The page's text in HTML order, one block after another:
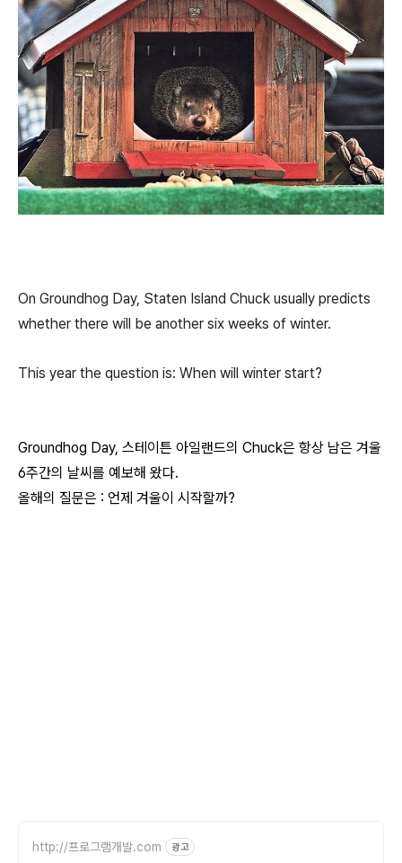
On Groundhog Day, Staten Island Chuck usually predicts
whether there will be another six weeks of winter.
This year the question is: When will winter start?
Groundhog Day, 스테이튼 아일랜드의 Chuck은 항상 남은 겨울
6주간의 날씨를 예보해 왔다.
올해의 질문은 : 언제 겨울이 시작할까?
http://프로그램개발.com 광고